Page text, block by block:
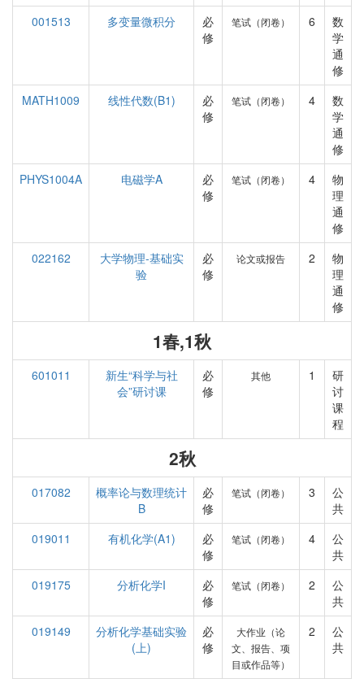
001513
多变量微积分
必
修
笔试（闭卷） 6
数
学
通
修
MATH1009
线性代数(B1)
必
修
笔试（闭卷） 4
数
学
通
修
PHYS1004A
电磁学A
必
修
笔试（闭卷） 4
物
理
通
修
022162
大学物理-基础实
验
必
修
论文或报告 2
物
理
通
修
1春,1秋
601011
新生“科学与社
会”研讨课
必
修
其他 1
研
讨
课
程
2秋
017082
概率论与数理统计
B
必
修
笔试（闭卷） 3
公
共
019011
有机化学(A1)
必
修
笔试（闭卷） 4
公
共
019175
分析化学I
必
修
笔试（闭卷） 2
公
共
019149
分析化学基础实验
(上)
必
修
大作业（论
文、报告、项
目或作品等）
2
公
共